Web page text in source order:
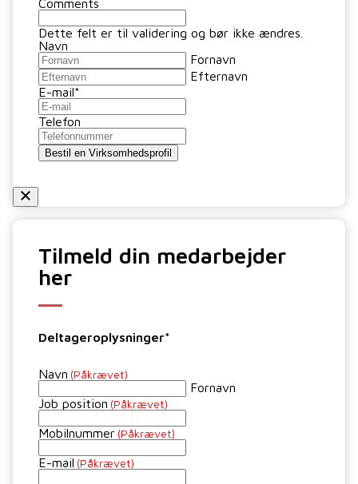
Comments
Dette felt er til validering og bør ikke ændres.
Navn
Fornavn
Efternavn
E-mail*
Telefon
Bestil en Virksomhedsprofil
Tilmeld din medarbejder
her
Deltageroplysninger*
Navn (Påkrævet)
Fornavn
Job position (Påkrævet)
Mobilnummer (Påkrævet)
E-mail (Påkrævet)